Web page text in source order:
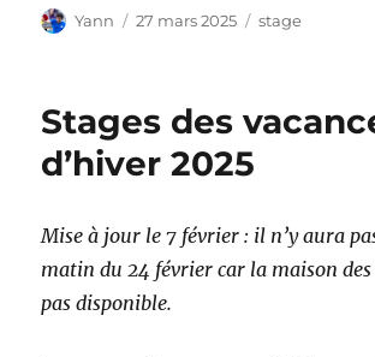
Auteur
Yann
Publié
27 mars 2025 Étiquettes
stage
Stages des
d’hiver 2025
Mise à jour le 7 février : il n’y aura
matin du 24 février car la maison des
pas disponible.